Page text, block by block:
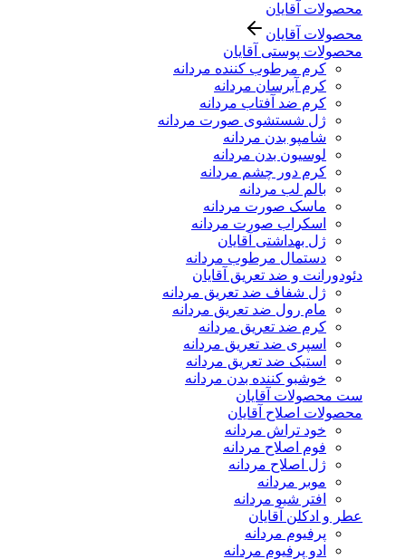
محصولات آقایان
محصولات آقایان
محصولات پوستی آقایان
کرم مرطوب کننده مردانه
کرم آبرسان مردانه
کرم ضد آفتاب مردانه
ژل شستشوی صورت مردانه
شامپو بدن مردانه
لوسیون بدن مردانه
کرم دور چشم مردانه
بالم لب مردانه
ماسک صورت مردانه
اسکراب صورت مردانه
ژل بهداشتی آقایان
دستمال مرطوب مردانه
دئودورانت و ضد تعریق آقایان
ژل شفاف ضد تعریق مردانه
مام رول ضد تعریق مردانه
کرم ضد تعریق مردانه
اسپری ضد تعریق مردانه
استیک ضد تعریق مردانه
خوشبو کننده بدن مردانه
ست محصولات آقایان
محصولات اصلاح آقایان
خود تراش مردانه
فوم اصلاح مردانه
ژل اصلاح مردانه
موبر مردانه
افتر شیو مردانه
عطر و ادکلن آقایان
پرفیوم مردانه
ادو پرفیوم مردانه